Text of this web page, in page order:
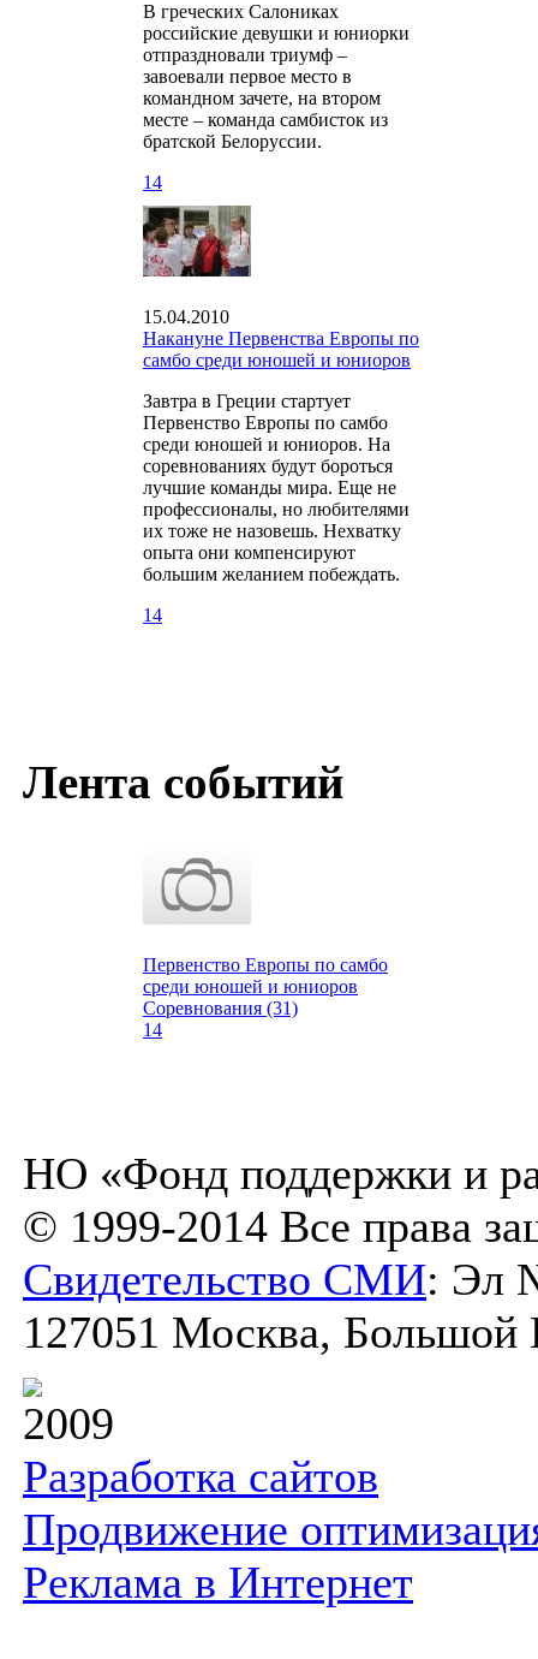
В греческих Салониках
российские девушки и юниорки
отпраздновали триумф –
завоевали первое место в
командном зачете, на втором
месте – команда самбисток из
братской Белоруссии.
14
15.04.2010
Накануне Первенства Европы по
самбо среди юношей и юниоров
Завтра в Греции стартует
Первенство Европы по самбо
среди юношей и юниоров. На
соревнованиях будут бороться
лучшие команды мира. Еще не
профессионалы, но любителями
их тоже не назовешь. Нехватку
опыта они компенсируют
большим желанием побеждать.
14
Лента событий
Первенство Европы по самбо
среди юношей и юниоров
Соревнования (31)
14
НО «Фонд поддержки и
© 1999-2014 Все права
Свидетельство СМИ: Эл
127051 Москва, Большой
2009
Разработка сайтов
Продвижение
Реклама в Интернет